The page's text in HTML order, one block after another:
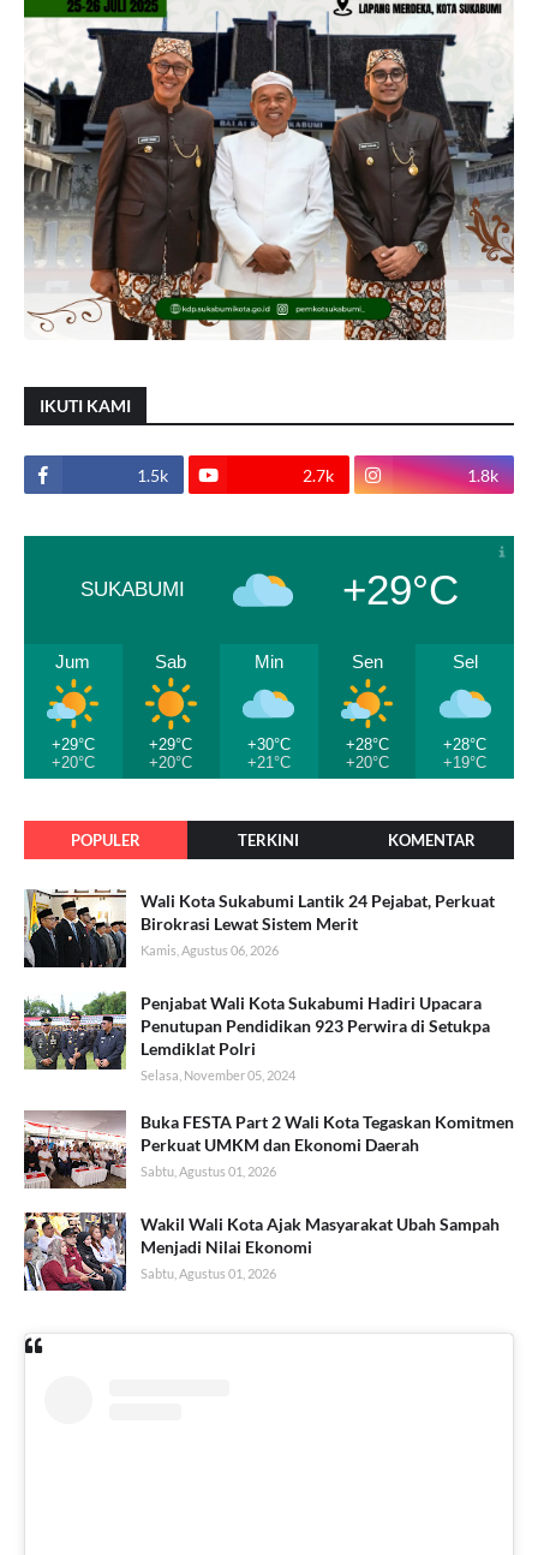
IKUTI KAMI
1.5k 2.7k 1.8k
SUKABUMI +29°C
Jum
+29°C
+20°C
Sab
+29°C
+20°C
Min
+30°C
+21°C
Sen
+28°C
+20°C
Sel
+28°C
+19°C
POPULER TERKINI KOMENTAR
Wali Kota Sukabumi Lantik 24 Pejabat, Perkuat
Birokrasi Lewat Sistem Merit
Kamis, Agustus 06, 2026
Penjabat Wali Kota Sukabumi Hadiri Upacara
Penutupan Pendidikan 923 Perwira di Setukpa
Lemdiklat Polri
Selasa, November 05, 2024
Buka FESTA Part 2 Wali Kota Tegaskan Komitmen
Perkuat UMKM dan Ekonomi Daerah
Sabtu, Agustus 01, 2026
Wakil Wali Kota Ajak Masyarakat Ubah Sampah
Menjadi Nilai Ekonomi
Sabtu, Agustus 01, 2026